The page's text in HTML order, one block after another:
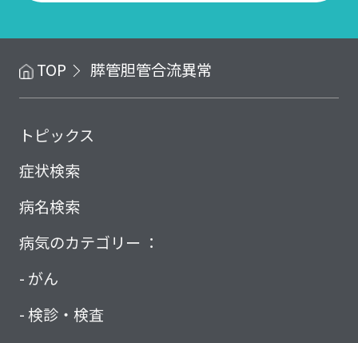
TOP 膵管胆管合流異常
トピックス
症状検索
病名検索
病気のカテゴリー ：
がん
検診・検査